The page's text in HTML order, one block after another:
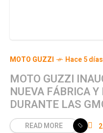
MOTO GUZZI Hace 5 días
MOTO GUZZI
NUEVA FÁBRICA
DURANTE LAS
READ MORE